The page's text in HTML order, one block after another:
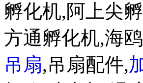
孵化机,阿上尖
方通孵化机,海
吊扇,吊扇配件,